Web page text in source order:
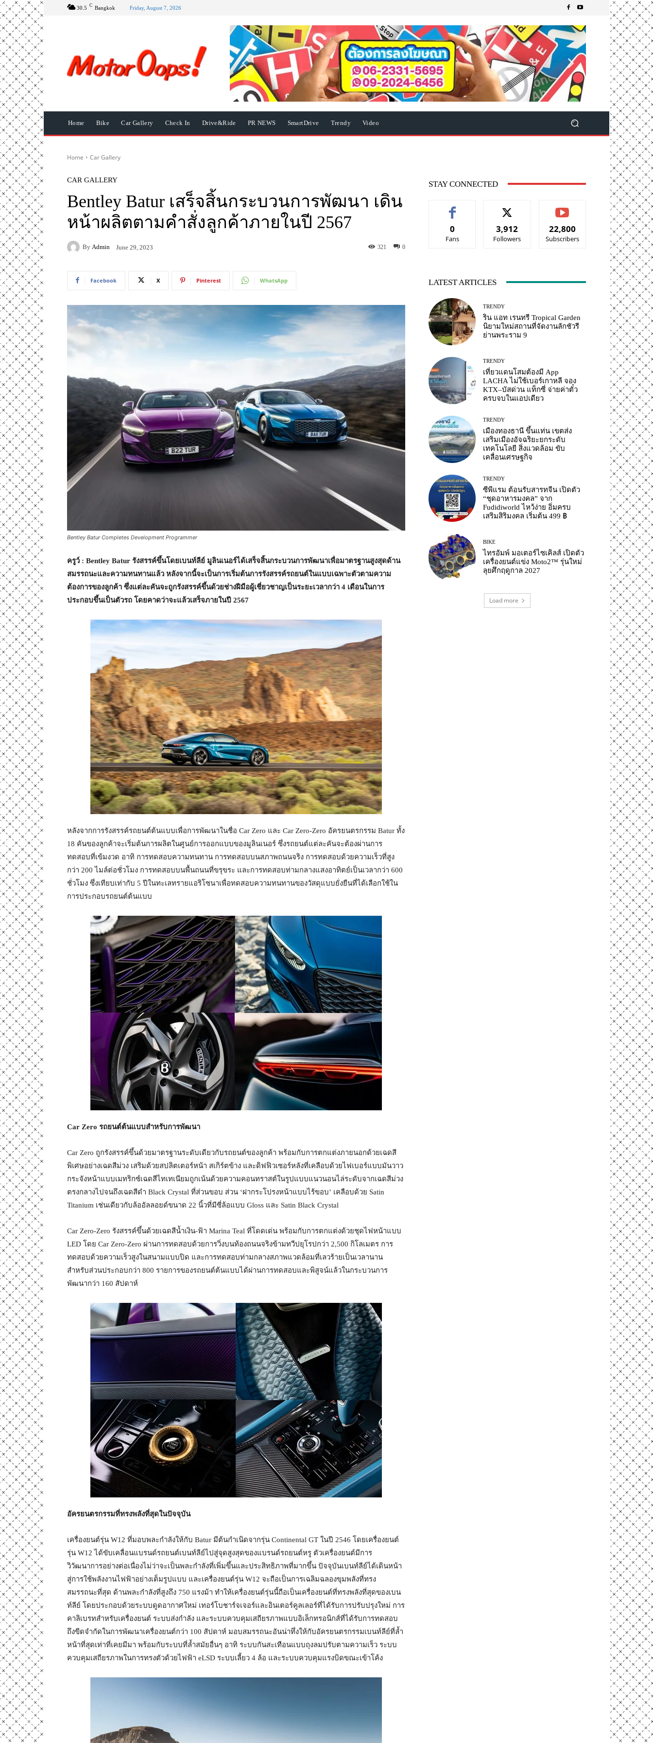
30.5 C Bangkok Friday, August 7, 2026
Home Bike Car Gallery Check In Drive&Ride PR NEWS SmartDrive Trendy Video
Home Car Gallery
CAR GALLERY
Bentley Batur เสร็จสิ้นกระบวนการพัฒนา เดิน
หน้าผลิตตามคำสั่งลูกค้าภายในปี 2567
By Admin June 29, 2023 0
321
Facebook X Pinterest WhatsApp
Bentley Batur Completes Development Programmer
ครูว์ : Bentley Batur รังสรรค์ขึ้นโดยเบนท์ลีย์ มูลินเนอร์ได้เสร็จสิ้นกระบวนการพัฒนาเพื่อมาตรฐานสูงสุดด้าน
สมรรถนะและความทนทานแล้ว หลังจากนี้จะเป็นการเริ่มต้นการรังสรรค์รถยนต์ในแบบเฉพาะตัวตามความ
ต้องการของลูกค้า ซึ่งแต่ละคันจะถูกรังสรรค์ขึ้นด้วยช่างฝีมือผู้เชี่ยวชาญเป็นระยะเวลากว่า 4 เดือนในการ
ประกอบขึ้นเป็นตัวรถ โดยคาดว่าจะแล้วเสร็จภายในปี 2567
หลังจากการรังสรรค์รถยนต์ต้นแบบเพื่อการพัฒนาในชื่อ Car Zero และ Car Zero-Zero อัครยนตรกรรม Batur ทั้ง
18 คันของลูกค้าจะเริ่มต้นการผลิตในศูนย์การออกแบบของมูลินเนอร์ ซึ่งรถยนต์แต่ละคันจะต้องผ่านการ
ทดสอบที่เข้มงวด อาทิ การทดสอบความทนทาน การทดสอบบนสภาพถนนจริง การทดสอบด้วยความเร็วที่สูง
กว่า 200 ไมล์ต่อชั่วโมง การทดสอบบนพื้นถนนที่ขรุขระ และการทดสอบท่ามกลางแสงอาทิตย์เป็นเวลากว่า 600
ชั่วโมง ซึ่งเทียบเท่ากับ 5 ปีในทะเลทรายแอริโซนาเพื่อทดสอบความทนทานของวัสดุแบบยั่งยืนที่ได้เลือกใช้ใน
การประกอบรถยนต์ต้นแบบ
Car Zero รถยนต์ต้นแบบสำหรับการพัฒนา
Car Zero ถูกรังสรรค์ขึ้นด้วยมาตรฐานระดับเดียวกับรถยนต์ของลูกค้า พร้อมกับการตกแต่งภายนอกด้วยเฉดสี
พิเศษอย่างเฉดสีม่วง เสริมด้วยสปลิตเตอร์หน้า สเกิร์ตข้าง และดิฟฟิวเซอร์หลังที่เคลือบด้วยไฟเบอร์แบบมันวาว
กระจังหน้าแบบเมทริกซ์เฉดสีไทเทเนียมถูกเน้นด้วยความคอนทราสต์ในรูปแบบแนวนอนไล่ระดับจากเฉดสีม่วง
ตรงกลางไปจนถึงเฉดสีดำ Black Crystal ที่ส่วนขอบ ส่วน ‘ฝากระโปรงหน้าแบบไร้ขอบ’ เคลือบด้วย Satin
Titanium เช่นเดียวกับล้ออัลลอยด์ขนาด 22 นิ้วที่มีซี่ล้อแบบ Gloss และ Satin Black Crystal
Car Zero-Zero รังสรรค์ขึ้นด้วยเฉดสีน้ำเงิน-ฟ้า Marina Teal ที่โดดเด่น พร้อมกับการตกแต่งด้วยชุดไฟหน้าแบบ
LED โดย Car Zero-Zero ผ่านการทดสอบด้วยการวิ่งบนท้องถนนจริงข้ามทวีปยุโรปกว่า 2,500 กิโลเมตร การ
ทดสอบด้วยความเร็วสูงในสนามแบบปิด และการทดสอบท่ามกลางสภาพแวดล้อมที่เลวร้ายเป็นเวลานาน
สำหรับส่วนประกอบกว่า 800 รายการของรถยนต์ต้นแบบได้ผ่านการทดสอบและพิสูจน์แล้วในกระบวนการ
พัฒนากว่า 160 สัปดาห์
อัครยนตรกรรมที่ทรงพลังที่สุดในปัจจุบัน
เครื่องยนต์รุ่น W12 ที่มอบพละกำลังให้กับ Batur มีต้นกำเนิดจากรุ่น Continental GT ในปี 2546 โดยเครื่องยนต์
รุ่น W12 ได้ขับเคลื่อนแบรนด์รถยนต์เบนท์ลีย์ไปสู่จุดสูงสุดของแบรนด์รถยนต์หรู ตัวเครื่องยนต์มีการ
วิวัฒนาการอย่างต่อเนื่องไม่ว่าจะเป็นพละกำลังที่เพิ่มขึ้นและประสิทธิภาพที่มากขึ้น ปัจจุบันเบนท์ลีย์ได้เดินหน้า
สู่การใช้พลังงานไฟฟ้าอย่างเต็มรูปแบบ และเครื่องยนต์รุ่น W12 จะถือเป็นการเฉลิมฉลองขุมพลังที่ทรง
สมรรถนะที่สุด ด้านพละกำลังที่สูงถึง 750 แรงม้า ทำให้เครื่องยนต์รุ่นนี้ถือเป็นเครื่องยนต์ที่ทรงพลังที่สุดของเบน
ท์ลีย์ โดยประกอบด้วยระบบดูดอากาศใหม่ เทอร์โบชาร์จเจอร์และอินเตอร์คูลเลอร์ที่ได้รับการปรับปรุงใหม่ การ
คาลิเบรทสำหรับเครื่องยนต์ ระบบส่งกำลัง และระบบควบคุมเสถียรภาพแบบอิเล็กทรอนิกส์ที่ได้รับการทดสอบ
ถึงขีดจำกัดในการพัฒนาเครื่องยนต์กว่า 100 สัปดาห์ มอบสมรรถนะอันน่าทึ่งให้กับอัครยนตรกรรมเบนท์ลีย์ที่ล้ำ
หน้าที่สุดเท่าที่เคยมีมา พร้อมกับระบบที่ล้ำสมัยอื่นๆ อาทิ ระบบกันสะเทือนแบบถุงลมปรับตามความเร็ว ระบบ
ควบคุมเสถียรภาพในการทรงตัวด้วยไฟฟ้า eLSD ระบบเลี้ยว 4 ล้อ และระบบควบคุมแรงบิดขณะเข้าโค้ง
STAY CONNECTED
0
Fans
3,912
Followers
22,800
Subscribers
LATEST ARTICLES
TRENDY
ริน แอท เรนทรี Tropical Garden
นิยามใหม่สถานที่จัดงานลักชัวรี
ย่านพระราม 9
TRENDY
เที่ยวแดนโสมต้องมี App
LACHA ไม่ใช้เบอร์เกาหลี จอง
KTX–บัสด่วน แท็กซี่ จ่ายค่าตั๋ว
ครบจบในแอปเดียว
TRENDY
เมืองทองธานี ขึ้นแท่น เขตส่ง
เสริมเมืองอัจฉริยะยกระดับ
เทคโนโลยี สิ่งแวดล้อม ขับ
เคลื่อนเศรษฐกิจ
TRENDY
ซีพีแรม ต้อนรับสารทจีน เปิดตัว
“ชุดอาหารมงคล” จาก
Fudidiworld ไหว้ง่าย อิ่มครบ
เสริมสิริมงคล เริ่มต้น 499 ฿
BIKE
ไทรอัมพ์ มอเตอร์ไซเคิลส์ เปิดตัว
เครื่องยนต์แข่ง Moto2™ รุ่นใหม่
ลุยศึกฤดูกาล 2027
Load more